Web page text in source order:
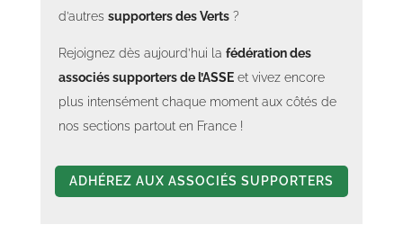
d’autres supporters des Verts ?
Rejoignez dès aujourd’hui la fédération des
associés supporters de l’ASSE et vivez encore
plus intensément chaque moment aux côtés de
nos sections partout en France !
ADHÉREZ AUX ASSOCIÉS SUPPORTERS